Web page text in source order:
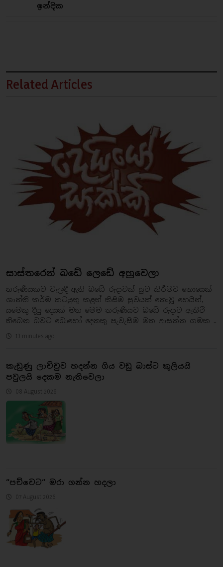
ඉන්දික
Related Articles
සාස්තරෙන් බඩේ ලෙඩේ අහුවෙලා
තරුණියකට වැලඳී ඇති බඩේ රුදාවක් සුව කිරීමට නොයෙක්
ශාන්ති කර්ම කටයුතු කළත් කිසිම සුවයක් නොවූ හෙයින්,
යමෙකු දීපු දෙයක් මත මෙම තරුණියට බඩේ රුදාව ඇතිවී
තිබෙන බවට බොහෝ දෙනකු පැවැසීම මත ආසන්න ගමක ..
13 minutes ago
කැඩුණු ලාච්චුව හදන්න ගිය වඩු බාස්ට කුලියයි
පවුලයි දෙකම නැතිවෙලා
08 August 2026
“පච්චෙට“ මරා ගන්න හදලා
07 August 2026